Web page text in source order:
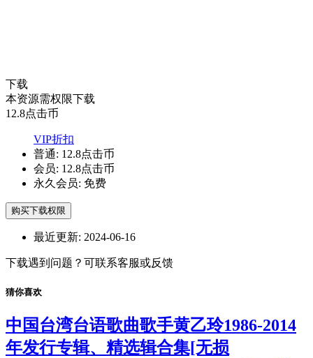
下载
本资源需权限下载
12.8点击币
VIP折扣
普通: 12.8点击币
会员: 12.8点击币
永久会员: 免费
购买下载权限
最近更新: 2024-06-16
下载遇到问题？可联系客服或反馈
猜你喜欢
中国台湾台语歌曲歌手黄乙玲1986-2014
年发行专辑、精选辑合集[无损